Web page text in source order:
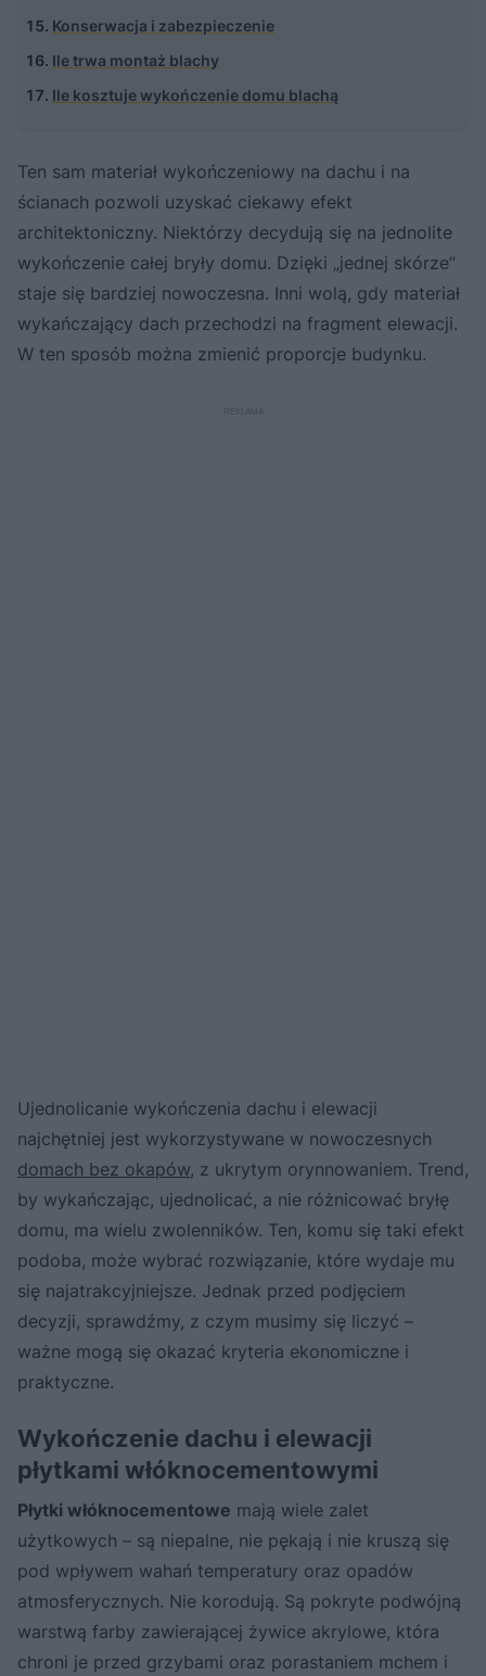
Konserwacja i zabezpieczenie
Ile trwa montaż blachy
Ile kosztuje wykończenie domu blachą
Ten sam materiał wykończeniowy na dachu i na
ścianach pozwoli uzyskać ciekawy efekt
architektoniczny. Niektórzy decydują się na jednolite
wykończenie całej bryły domu. Dzięki „jednej skórze”
staje się bardziej nowoczesna. Inni wolą, gdy materiał
wykańczający dach przechodzi na fragment elewacji.
W ten sposób można zmienić proporcje budynku.
Ujednolicanie wykończenia dachu i elewacji
najchętniej jest wykorzystywane w nowoczesnych
domach bez okapów, z ukrytym orynnowaniem. Trend,
by wykańczając, ujednolicać, a nie różnicować bryłę
domu, ma wielu zwolenników. Ten, komu się taki efekt
podoba, może wybrać rozwiązanie, które wydaje mu
się najatrakcyjniejsze. Jednak przed podjęciem
decyzji, sprawdźmy, z czym musimy się liczyć –
ważne mogą się okazać kryteria ekonomiczne i
praktyczne.
Wykończenie dachu i elewacji
płytkami włóknocementowymi
Płytki włóknocementowe mają wiele zalet
użytkowych – są niepalne, nie pękają i nie kruszą się
pod wpływem wahań temperatury oraz opadów
atmosferycznych. Nie korodują. Są pokryte podwójną
warstwą farby zawierającej żywice akrylowe, która
chroni je przed grzybami oraz porastaniem mchem i